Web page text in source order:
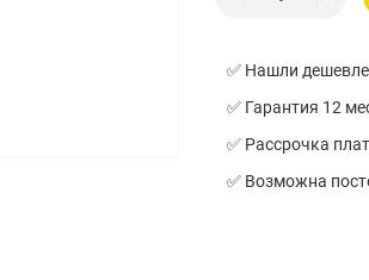
✅ Нашли
✅ Гарантия 12
✅ Рассрочка
✅ Возможна